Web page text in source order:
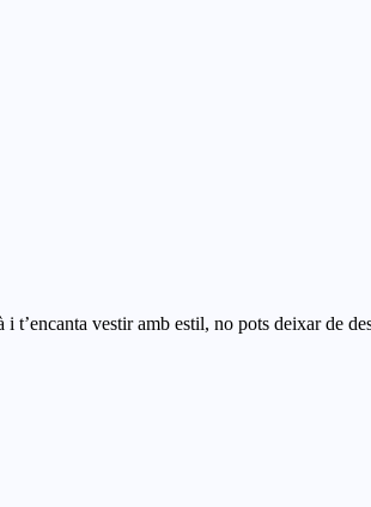
t’encanta vestir amb estil, no pots deixar de